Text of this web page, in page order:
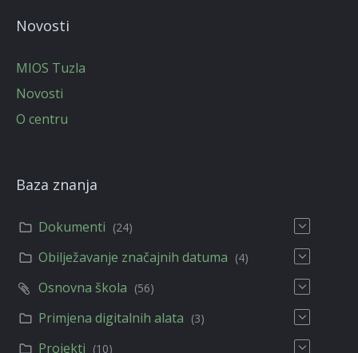
Novosti
MIOS Tuzla
Novosti
O centru
Baza znanja
Dokumenti (24)
Obilježavanje značajnih datuma (4)
Osnovna škola (56)
Primjena digitalnih alata (3)
Projekti (10)